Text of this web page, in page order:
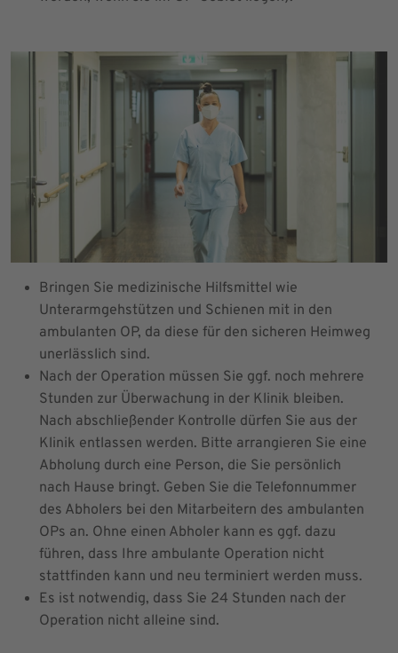
Bringen Sie medizinische Hilfsmittel wie
Unterarmgehstützen und Schienen mit in den
ambulanten OP, da diese für den sicheren Heimweg
unerlässlich sind.
Nach der Operation müssen Sie ggf. noch mehrere
Stunden zur Überwachung in der Klinik bleiben.
Nach abschließender Kontrolle dürfen Sie aus der
Klinik entlassen werden. Bitte arrangieren Sie eine
Abholung durch eine Person, die Sie persönlich
nach Hause bringt. Geben Sie die Telefonnummer
des Abholers bei den Mitarbeitern des ambulanten
OPs an. Ohne einen Abholer kann es ggf. dazu
führen, dass Ihre ambulante Operation nicht
stattfinden kann und neu terminiert werden muss.
Es ist notwendig, dass Sie 24 Stunden nach der
Operation nicht alleine sind.